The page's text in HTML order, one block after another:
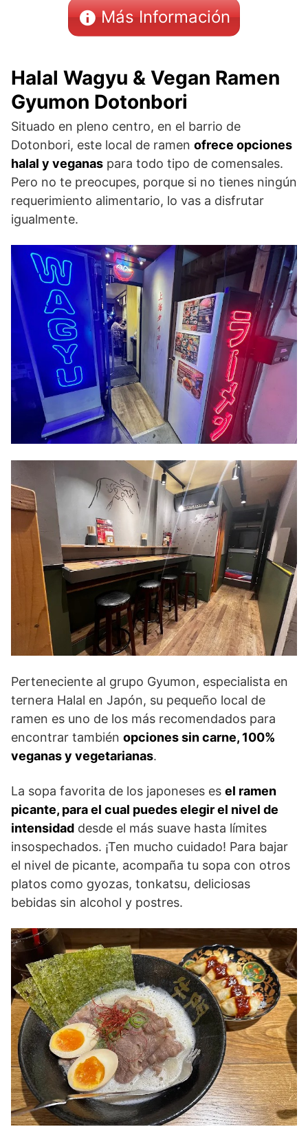
Más Información
Halal Wagyu & Vegan Ramen
Gyumon Dotonbori
Situado en pleno centro, en el barrio de
Dotonbori, este local de ramen ofrece opciones
halal y veganas para todo tipo de comensales.
Pero no te preocupes, porque si no tienes ningún
requerimiento alimentario, lo vas a disfrutar
igualmente.
Perteneciente al grupo Gyumon, especialista en
ternera Halal en Japón, su pequeño local de
ramen es uno de los más recomendados para
encontrar también opciones sin carne, 100%
veganas y vegetarianas.
La sopa favorita de los japoneses es el ramen
picante, para el cual puedes elegir el nivel de
intensidad desde el más suave hasta límites
insospechados. ¡Ten mucho cuidado! Para bajar
el nivel de picante, acompaña tu sopa con otros
platos como gyozas, tonkatsu, deliciosas
bebidas sin alcohol y postres.